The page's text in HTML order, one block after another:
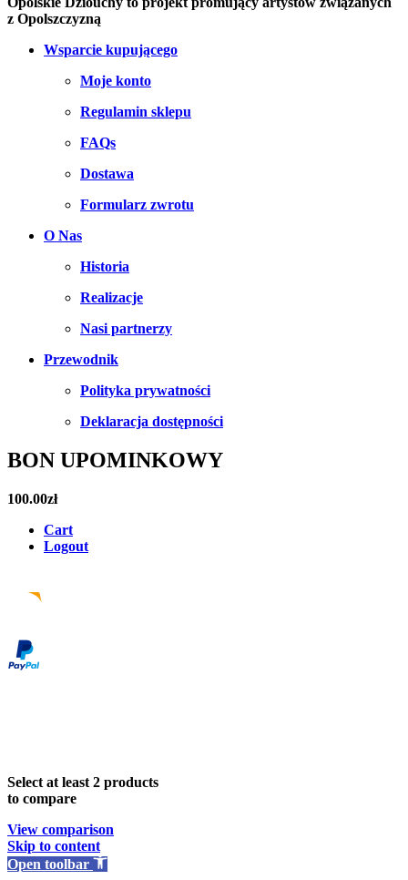
z Opolszczyzną
Wsparcie kupującego
Moje konto
Regulamin sklepu
FAQs
Dostawa
Formularz zwrotu
O Nas
Historia
Realizacje
Nasi partnerzy
Przewodnik
Polityka prywatności
Deklaracja dostępności
BON UPOMINKOWY
100.00zł
Cart
Logout
Select at least 2 products
to compare
View comparison
Skip to content
Open toolbar